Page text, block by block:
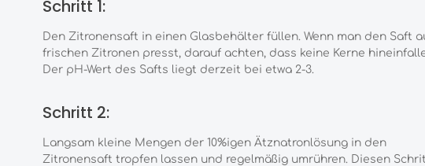
Schritt 1:
Den Zitronensaft in einen Glasbehälter füllen. Wenn man den Saft
frischen Zitronen presst, darauf achten, dass keine Kerne
Der pH-Wert des Safts liegt derzeit bei etwa 2-3.
Schritt 2:
Langsam kleine Mengen der 10%igen Ätznatronlösung in den
Zitronensaft tropfen lassen und regelmäßig umrühren. Diesen